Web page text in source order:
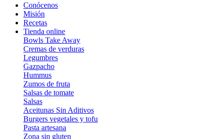
Conócenos
Misión
Recetas
Tienda online
Bowls Take Away
Cremas de verduras
Legumbres
Gazpacho
Hummus
Zumos de fruta
Salsas de tomate
Salsas
Aceitunas Sin Aditivos
Burgers vegetales y tofu
Pasta artesana
Zona sin gluten